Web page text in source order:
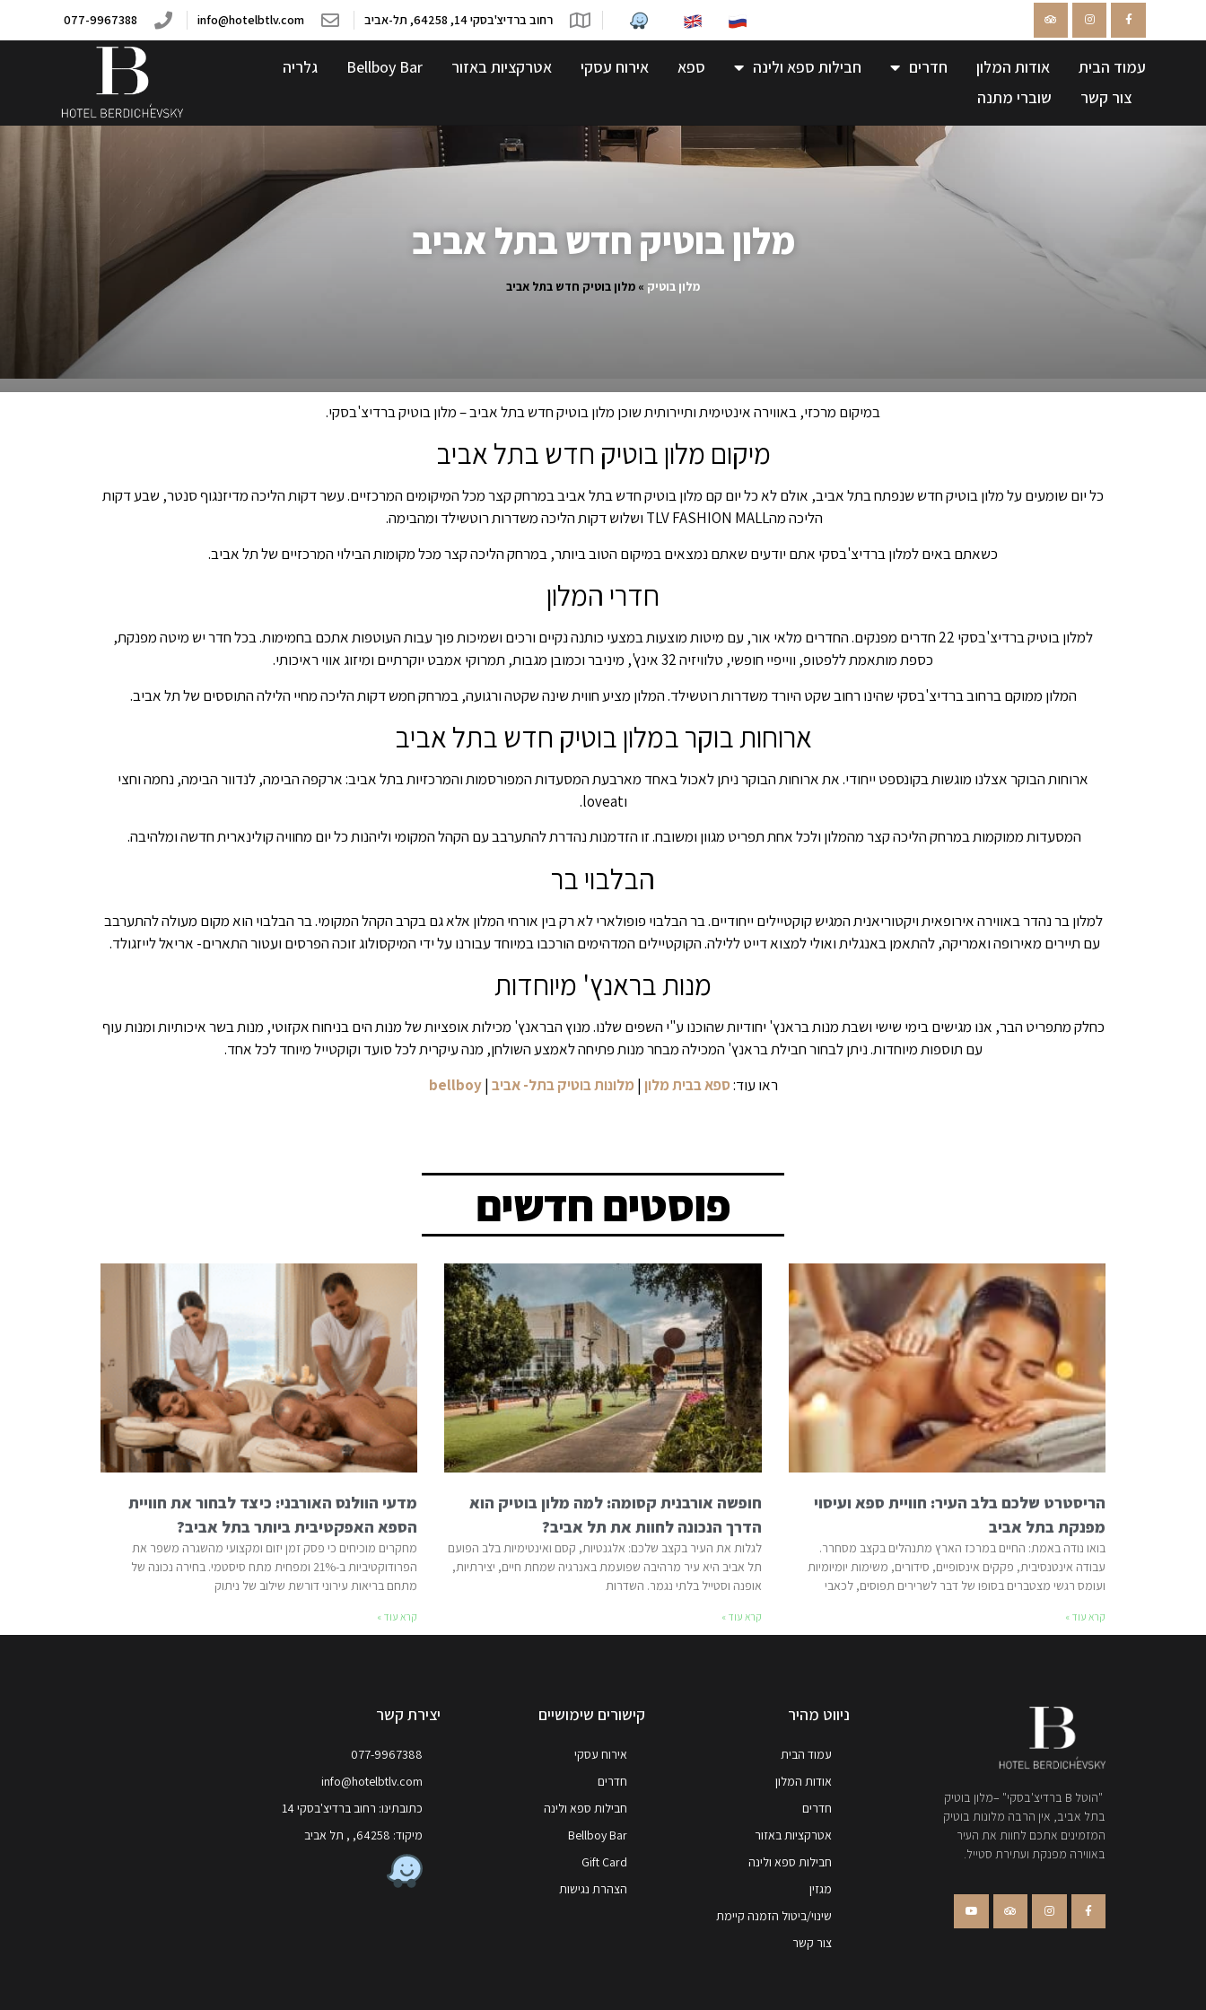
רחוב ברדיצ'בסקי 14, 64258, תל-אביב info@hotelbtlv.com
077-9967388
עמוד הבית אודות המלון חדרים חבילות ספא ולינה ספא אירוח עסקי אטרקציות באזור Bellboy Bar
גלריה
צור קשר
שוברי מתנה
מלון בוטיק חדש בתל אביב
מלון בוטיק » מלון בוטיק חדש בתל אביב
במיקום מרכזי, באווירה אינטימית ותיירותית שוכן מלון בוטיק חדש בתל אביב – מלון בוטיק ברדיצ'בסקי.
מיקום מלון בוטיק חדש בתל אביב
כל יום שומעים על מלון בוטיק חדש שנפתח בתל אביב, אולם לא כל יום קם מלון בוטיק חדש בתל אביב במרחק קצר מכל המיקומים המרכזיים. עשר דקות הליכה מדיזנגוף סנטר, שבע דקות
הליכה מהTLV FASHION MALL ושלוש דקות הליכה משדרות רוטשילד ומהבימה.
כשאתם באים למלון ברדיצ'בסקי אתם יודעים שאתם נמצאים במיקום הטוב ביותר, במרחק הליכה קצר מכל מקומות הבילוי המרכזיים של תל אביב.
חדרי המלון
למלון בוטיק ברדיצ'בסקי 22 חדרים מפנקים. החדרים מלאי אור, עם מיטות מוצעות במצעי כותנה נקיים ורכים ושמיכות פוך עבות העוטפות אתכם בחמימות. בכל חדר יש מיטה מפנקת,
כספת מותאמת ללפטופ, ווייפיי חופשי, טלוויזיה 32 אינץ', מיניבר וכמובן מגבות, תמרוקי אמבט יוקרתיים ומיזוג אווי ראיכותי.
המלון ממוקם ברחוב ברדיצ'בסקי שהינו רחוב שקט היורד משדרות רוטשילד. המלון מציע חווית שינה שקטה ורגועה, במרחק חמש דקות הליכה מחיי הלילה התוססים של תל אביב.
ארוחות בוקר במלון בוטיק חדש בתל אביב
ארוחות הבוקר אצלנו מוגשות בקונספט ייחודי. את ארוחות הבוקר ניתן לאכול באחד מארבעת המסעדות המפורסמות והמרכזיות בתל אביב: ארקפה הבימה, לנדוור הבימה, נחמה וחצי
וloveat.
המסעדות ממוקמות במרחק הליכה קצר מהמלון ולכל אחת תפריט מגוון ומשובח. זו הזדמנות נהדרת להתערבב עם הקהל המקומי וליהנות כל יום מחוויה קולינארית חדשה ומלהיבה.
הבלבוי בר
למלון בר נהדר באווירה אירופאית ויקטוריאנית המגיש קוקטיילים ייחודיים. בר הבלבוי פופולארי לא רק בין אורחי המלון אלא גם בקרב הקהל המקומי. בר הבלבוי הוא מקום מעולה להתערבב
עם תיירים מאירופה ואמריקה, להתאמן באנגלית ואולי למצוא דייט ללילה. הקוקטיילים המדהימים הורכבו במיוחד עבורנו על ידי המיקסולוג זוכה הפרסים ועטור התארים- אריאל לייזגולד.
מנות בראנץ' מיוחדות
כחלק מתפריט הבר, אנו מגישים בימי שישי ושבת מנות בראנץ' יחודיות שהוכנו ע"י השפים שלנו. מנוץ הבראנץ' מכילות אופציות של מנות הים בניחוח אקזוטי, מנות בשר איכותיות ומנות עוף
עם תוספות מיוחדות. ניתן לבחור חבילת בראנץ' המכילה מבחר מנות פתיחה לאמצע השולחן, מנה עיקרית לכל סועד וקוקטייל מיוחד לכל אחד.
ראו עוד:ספא בבית מלון | מלונות בוטיק בתל- אביב |
bellboy
פוסטים חדשים
הריסטרט שלכם בלב העיר: חוויית ספא ועיסוי
מפנקת בתל אביב
בואו נודה באמת: החיים במרכז הארץ מתנהלים בקצב מסחרר.
עבודה אינטנסיבית, פקקים אינסופיים, סידורים, משימות יומיומיות
ועומס רגשי מצטברים בסופו של דבר לשרירים תפוסים, לכאבי
קרא עוד »
חופשה אורבנית קסומה: למה מלון בוטיק הוא
הדרך הנכונה לחוות את תל אביב?
לגלות את העיר בקצב שלכם: אלגנטיות, קסם ואינטימיות בלב הפועם
תל אביב היא עיר מרהיבה שפועמת באנרגיה שמחת חיים, יצירתיות,
אופנה וסטייל בלתי נגמר. השדרות
קרא עוד »
מדעי הוולנס האורבני: כיצד לבחור את חוויית
הספא האפקטיבית ביותר בתל אביב?
מחקרים מוכיחים כי פסק זמן יזום ומקצועי מהשגרה משפר את
הפרודוקטיביות ב-21% ומפחית מתח סיסטמי. בחירה נכונה של
מתחם בריאות עירוני דורשת שילוב של ניתוק
קרא עוד »
"הוטל B ברדיצ'בסקי" –מלון בוטיק
בתל אביב, אין הרבה מלונות בוטיק
המזמינים אתכם לחוות את העיר
באווירה מפנקת ועתירת סטייל.
ניווט מהיר
עמוד הבית
אודות המלון
חדרים
אטרקציות באזור
חבילות ספא ולינה
מגזין
שינוי/ביטול הזמנה קיימת
צור קשר
קישורים שימושיים
אירוח עסקי
חדרים
חבילות ספא ולינה
Bellboy Bar
Gift Card
הצהרת נגישות
יצירת קשר
077-9967388
info@hotelbtlv.com
כתובתינו: רחוב ברדיצ'בסקי 14
מיקוד: 64258, , תל אביב